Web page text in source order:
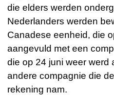
die elders werden
Nederlanders werden
Canadese eenheid, die
aangevuld met een
die op 24 juni weer werd
andere compagnie die
rekening nam.